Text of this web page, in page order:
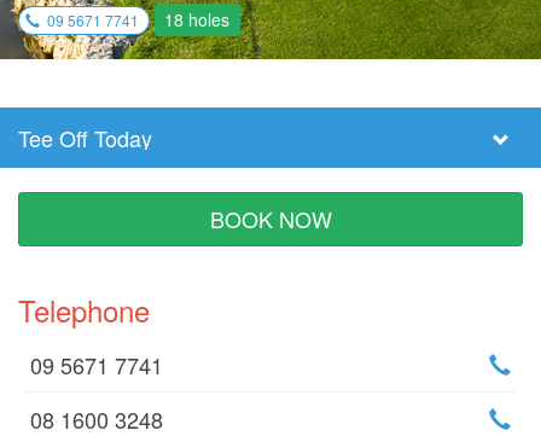
09 5671 7741 18 holes
Select
Tee
Time
Tee Off Today
BOOK NOW
Telephone
09 5671 7741
08 1600 3248